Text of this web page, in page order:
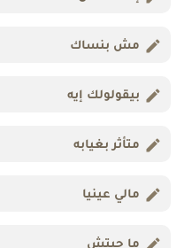
مش بنساك
بيقولولك إيه
متأثر بغيابه
مالي عينيا
ما حبتش